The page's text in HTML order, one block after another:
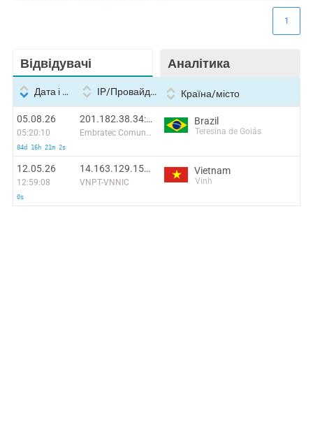
Відвідувачі Аналітика
1
Дата і час IP/Провайдер Країна/місто
05.08.26
05:20:10
84d 16h 21m 2s
201.182.38.34:46356
Embratec Comunicacoes Ltda ME
Brazil
Teresina de Goiás
12.05.26
12:59:08
0s
14.163.129.150:47438
VNPT-VNNIC
Vietnam
Vinh